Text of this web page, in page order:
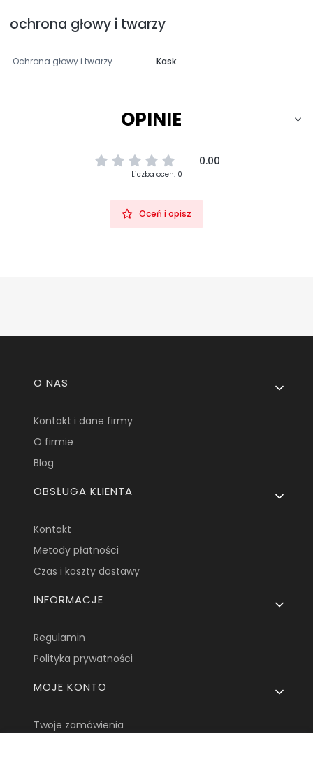
ochrona głowy i twarzy
Ochrona głowy i twarzy Kask
OPINIE
0.00
Liczba ocen: 0
Oceń i opisz
Linki w stopce
O NAS
Kontakt i dane firmy
O firmie
Blog
OBSŁUGA KLIENTA
Kontakt
Metody płatności
Czas i koszty dostawy
INFORMACJE
Regulamin
Polityka prywatności
MOJE KONTO
Twoje zamówienia